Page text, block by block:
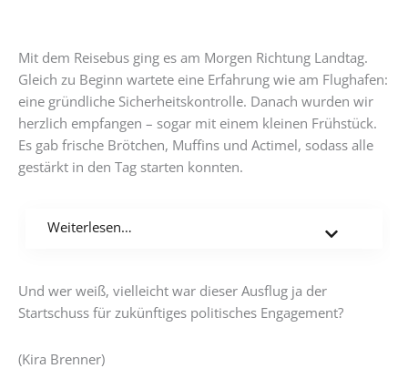
Mit dem Reisebus ging es am Morgen Richtung Landtag.
Gleich zu Beginn wartete eine Erfahrung wie am Flughafen:
eine gründliche Sicherheitskontrolle. Danach wurden wir
herzlich empfangen – sogar mit einem kleinen Frühstück.
Es gab frische Brötchen, Muffins und Actimel, sodass alle
gestärkt in den Tag starten konnten.
Weiterlesen…
Und wer weiß, vielleicht war dieser Ausflug ja der
Startschuss für zukünftiges politisches Engagement?
(Kira Brenner)